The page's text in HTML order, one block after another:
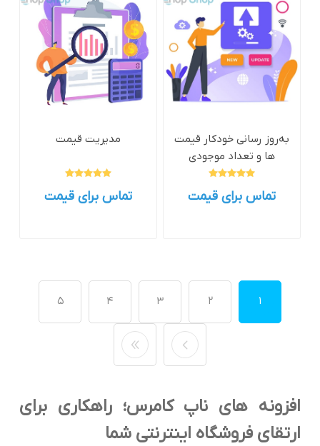
به‌روز رسانی خودکار قیمت
ها و تعداد موجودی
تماس برای قیمت
مدیریت قیمت
تماس برای قیمت
1
2
3
4
5
افزونه های ناپ کامرس؛ راهکاری برای
ارتقای فروشگاه اینترنتی شما